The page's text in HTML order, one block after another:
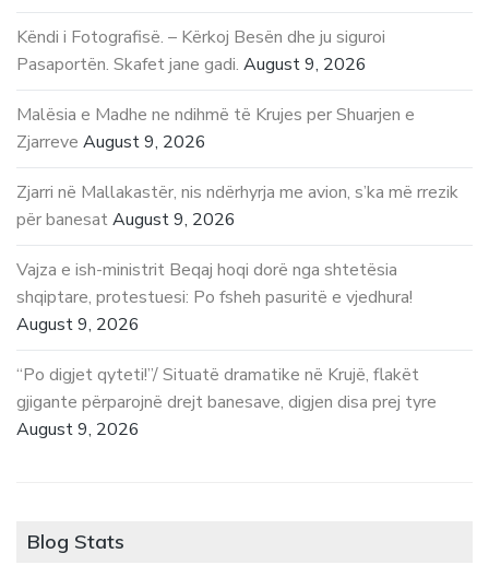
Këndi i Fotografisë. – Kërkoj Besën dhe ju siguroi
Pasaportën. Skafet jane gadi. August 9, 2026
Malësia e Madhe ne ndihmë të Krujes per Shuarjen e
Zjarreve August 9, 2026
Zjarri në Mallakastër, nis ndërhyrja me avion, s’ka më rrezik
për banesatAugust 9, 2026
Vajza e ish-ministrit Beqaj hoqi dorë nga shtetësia
shqiptare, protestuesi: Po fsheh pasuritë e vjedhura!
August 9, 2026
“Po digjet qyteti!”/ Situatë dramatike në Krujë, flakët
gjigante përparojnë drejt banesave, digjen disa prej tyre
August 9, 2026
Blog Stats